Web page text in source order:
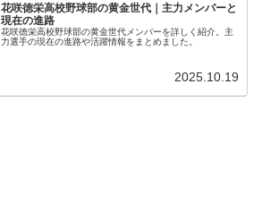
花咲徳栄高校野球部の黄金世代｜主力メンバーと
現在の進路
花咲徳栄高校野球部の黄金世代メンバーを詳しく紹介。主
力選手の現在の進路や活躍情報をまとめました。
2025.10.19